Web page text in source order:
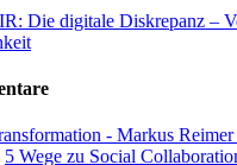
Die digitale Diskrepanz –
- Markus
5 Wege zu Social